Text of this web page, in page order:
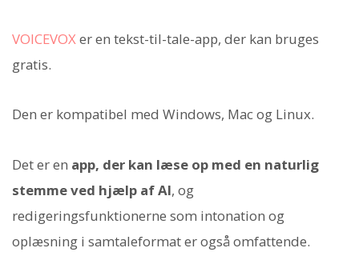
VOICEVOXer en tekst-til-tale-app, der kan bruges
gratis.
Den er kompatibel med Windows, Mac og Linux.
Det er en app, der kan læse op med en naturlig
stemme ved hjælp af AI, og
redigeringsfunktionerne som intonation og
oplæsning i samtaleformat er også omfattende.